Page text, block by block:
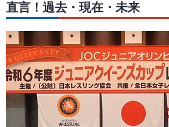
直言！過去・現在・未来